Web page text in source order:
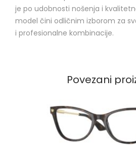
je po udobnosti nošenja i
model čini odličnim izborom za
i profesionalne kombinacije.
Povezani